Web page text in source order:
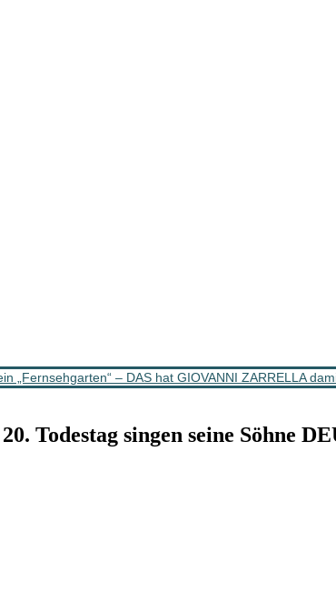
„Fernsehgarten“ – DAS hat GIOVANNI ZARRELLA
Todestag singen seine Söhne